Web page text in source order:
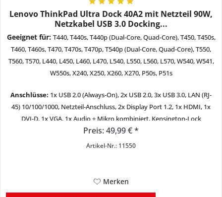
Lenovo ThinkPad Ultra Dock 40A2 mit Netzteil 90W,
Netzkabel USB 3.0 Docking...
Geeignet für: T440, T440s, T440p (Dual-Core, Quad-Core), T450, T450s,
T460, T460s, T470, T470s, T470p, T540p (Dual-Core, Quad-Core), T550,
T560, T570, L440, L450, L460, L470, L540, L550, L560, L570, W540, W541,
W550s, X240, X250, X260, X270, P50s, P51s
Anschlüsse: 1x USB 2.0 (Always-On), 2x USB 2.0, 3x USB 3.0, LAN (RJ-
45) 10/100/1000, Netzteil-Anschluss, 2x Display Port 1.2, 1x HDMI, 1x
DVI-D, 1x VGA, 1x Audio + Mikro kombiniert, Kensington-Lock
Preis: 49,99 € *
Artikel-Nr.: 11550
Merken